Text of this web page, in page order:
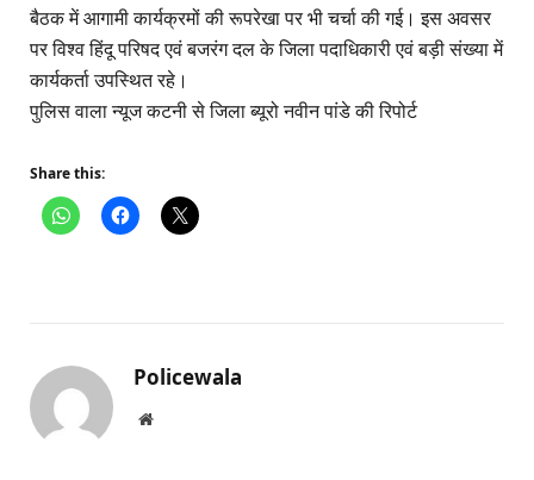
बैठक में आगामी कार्यक्रमों की रूपरेखा पर भी चर्चा की गई। इस अवसर
पर विश्व हिंदू परिषद एवं बजरंग दल के जिला पदाधिकारी एवं बड़ी संख्या में
कार्यकर्ता उपस्थित रहे।
पुलिसवालान्यूजकटनीसेजिलाब्यूरोनवीनपांडेकीरिपोर्ट
Share this:
Policewala
Website